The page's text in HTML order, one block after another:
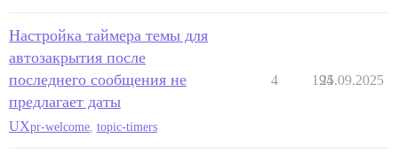
Настройка таймера темы для
автозакрытия после
последнего сообщения не
предлагает даты
UXpr-welcome topic-timers
4 194
25.09.2025